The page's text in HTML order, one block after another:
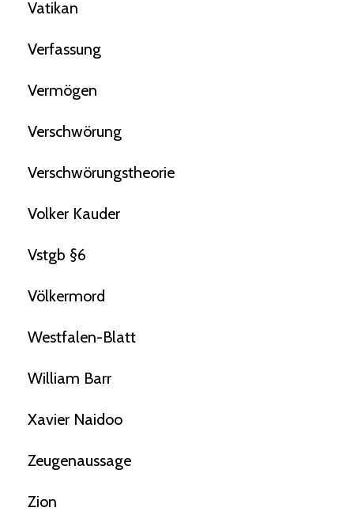
Vatikan
Verfassung
Vermögen
Verschwörung
Verschwörungstheorie
Volker Kauder
Vstgb §6
Völkermord
Westfalen-Blatt
William Barr
Xavier Naidoo
Zeugenaussage
Zion